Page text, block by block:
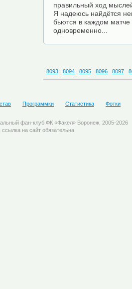
правильный ход
Я надеюсь найдётся
бьются в каждом матче
одновременно...
8093 8094 8095 8096 8097
Программки Статистика Фотки
фан-клуб ФК «Факел» Воронеж, 2005-2026
на сайт обязательна.